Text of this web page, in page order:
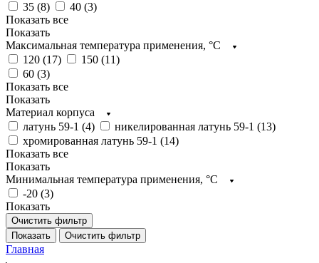
35 (8) 40 (3)
Показать все
Показать
Максимальная температура применения, °C
120 (17) 150 (11)
60 (3)
Показать все
Показать
Материал корпуса
латунь 59-1 (4) никелированная латунь 59-1 (13)
хромированная латунь 59-1 (14)
Показать все
Показать
Минимальная температура применения, °C
-20 (3)
Показать
Очистить фильтр
Показать
Очистить фильтр
Главная